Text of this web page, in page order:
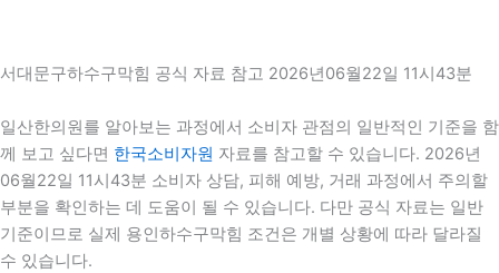
서대문구하수구막힘 공식 자료 참고 2026년06월22일 11시43분
일산한의원를 알아보는 과정에서 소비자 관점의 일반적인 기준을 함
께 보고 싶다면 한국소비자원 자료를 참고할 수 있습니다. 2026년
06월22일 11시43분 소비자 상담, 피해 예방, 거래 과정에서 주의할
부분을 확인하는 데 도움이 될 수 있습니다. 다만 공식 자료는 일반
기준이므로 실제 용인하수구막힘 조건은 개별 상황에 따라 달라질
수 있습니다.